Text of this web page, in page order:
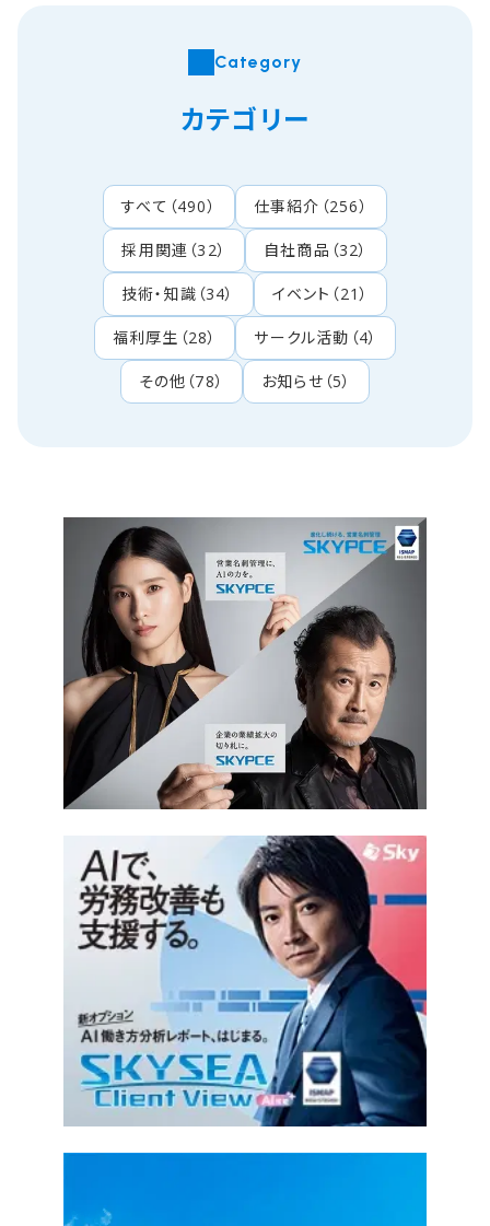
Category
カテゴリー
すべて （490） 仕事紹介 （256）
採用関連 （32） 自社商品 （32）
技術・知識 （34） イベント （21）
福利厚生 （28） サークル活動 （4）
その他 （78） お知らせ （5）